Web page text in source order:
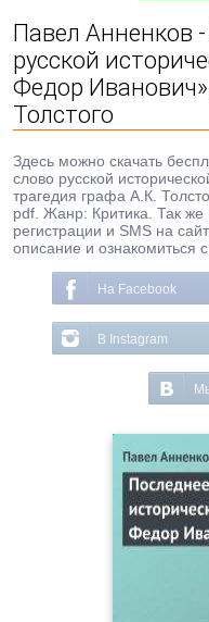
Павел Анненков
русской
Федор
Толстого
Здесь можно скачать
слово русской
трагедия графа А.К.
pdf. Жанр: Критика. Так же
регистрации и SMS на
описание и ознакомиться
На Facebook
В Instagram